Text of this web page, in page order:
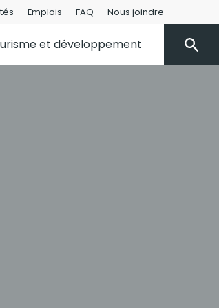
Emplois FAQ Nous joindre
et développement